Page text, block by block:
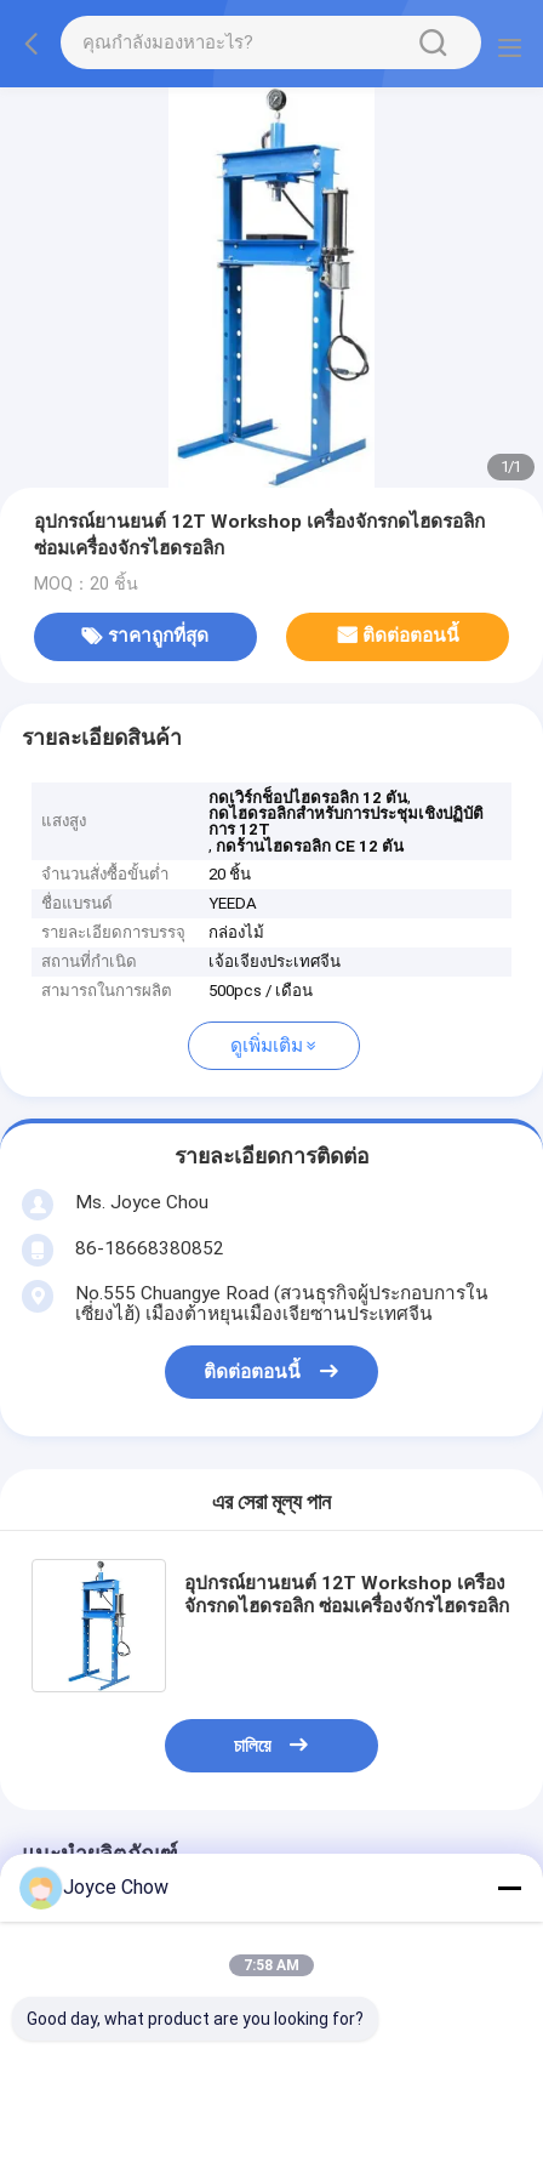
1/1
อุปกรณ์ยานยนต์ 12T Workshop เครื่องจักรกดไฮดรอลิก
ซ่อมเครื่องจักรไฮดรอลิก
MOQ：20 ชิ้น
ราคาถูกที่สุด ติดต่อตอนนี้
รายละเอียดสินค้า
แสงสูง
กดเวิร์กช็อปไฮดรอลิก 12 ตัน,
กดไฮดรอลิกสำหรับการประชุมเชิงปฏิบัติ
การ 12T
,กดร้านไฮดรอลิก CE 12 ตัน
จำนวนสั่งซื้อขั้นต่ำ
20 ชิ้น
ชื่อแบรนด์
YEEDA
รายละเอียดการบรรจุ
กล่องไม้
สถานที่กำเนิด
เจ้อเจียงประเทศจีน
สามารถในการผลิต
500pcs / เดือน
ดูเพิ่มเติม
รายละเอียดการติดต่อ
Ms. Joyce Chou
86-18668380852
No.555 Chuangye Road (สวนธุรกิจผู้ประกอบการใน
เซี่ยงไฮ้) เมืองต้าหยุนเมืองเจียซานประเทศจีน
ติดต่อตอนนี้
এর সেরা মূল্য পান
อุปกรณ์ยานยนต์ 12T Workshop เครื่อง
จักรกดไฮดรอลิก ซ่อมเครื่องจักรไฮดรอลิก
চালিয়ে
แนะนำผลิตภัณฑ์
Joyce Chow
7:58 AM
Good day, what product are you looking for?